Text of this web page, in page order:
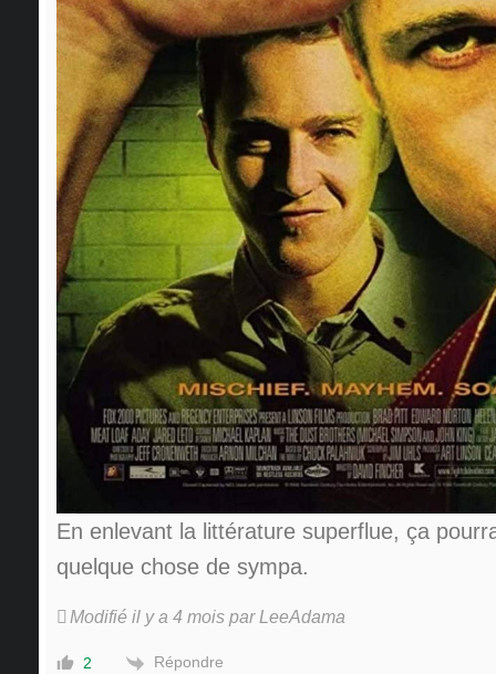
En enlevant la littérature superflue, ça
quelque chose de sympa.
Modifié il y a 4 mois par LeeAdama
2 Répondre